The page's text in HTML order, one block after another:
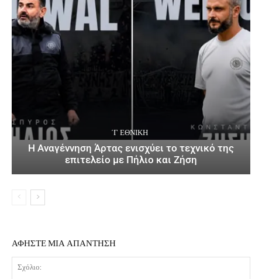
΄Γ ΕΘΝΙΚΉ
Η Αναγέννηση Άρτας ενισχύει το τεχνικό της
επιτελείο με Πήλιο και Ζήση
ΑΦΗΣΤΕ ΜΙΑ ΑΠΑΝΤΗΣΗ